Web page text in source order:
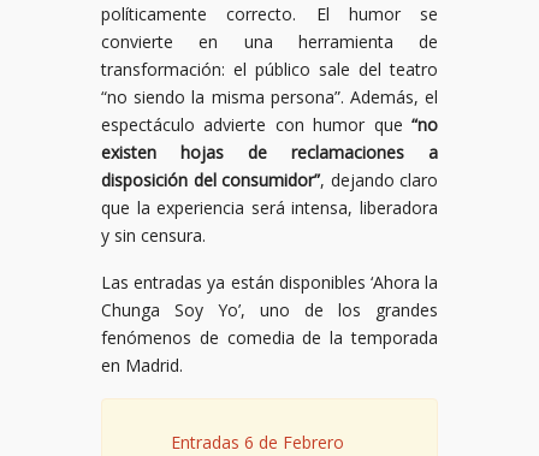
políticamente correcto. El humor se
convierte en una herramienta de
transformación: el público sale del teatro
“no siendo la misma persona”. Además, el
espectáculo advierte con humor que “no
existen hojas de reclamaciones a
disposición del consumidor”, dejando claro
que la experiencia será intensa, liberadora
y sin censura.
Las entradas ya están disponibles ‘Ahora la
Chunga Soy Yo’, uno de los grandes
fenómenos de comedia de la temporada
en Madrid.
Entradas 6 de Febrero